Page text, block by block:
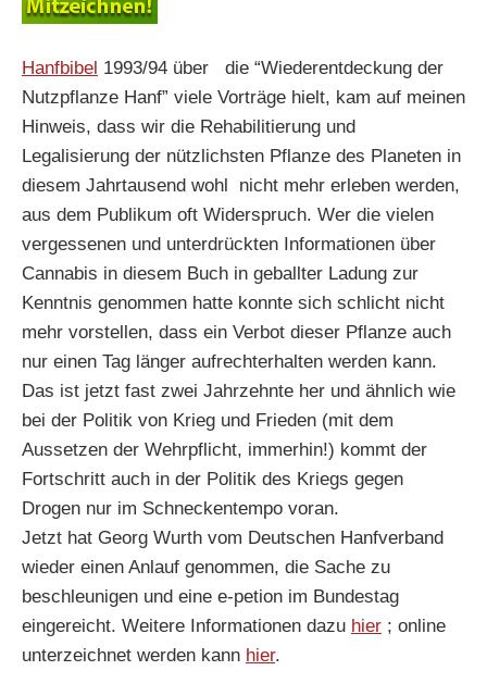
Hanfbibel 1993/94 über die “Wiederentdeckung der
Nutzpflanze Hanf” viele Vorträge hielt, kam auf meinen
Hinweis, dass wir die Rehabilitierung und
Legalisierung der nützlichsten Pflanze des Planeten in
diesem Jahrtausend wohl nicht mehr erleben werden,
aus dem Publikum oft Widerspruch. Wer die vielen
vergessenen und unterdrückten Informationen über
Cannabis in diesem Buch in geballter Ladung zur
Kenntnis genommen hatte konnte sich schlicht nicht
mehr vorstellen, dass ein Verbot dieser Pflanze auch
nur einen Tag länger aufrechterhalten werden kann.
Das ist jetzt fast zwei Jahrzehnte her und ähnlich wie
bei der Politik von Krieg und Frieden (mit dem
Aussetzen der Wehrpflicht, immerhin!) kommt der
Fortschritt auch in der Politik des Kriegs gegen
Drogen nur im Schneckentempo voran.
Jetzt hat Georg Wurth vom Deutschen Hanfverband
wieder einen Anlauf genommen, die Sache zu
beschleunigen und eine e-petion im Bundestag
eingereicht. Weitere Informationen dazu hier ; online
unterzeichnet werden kann hier.